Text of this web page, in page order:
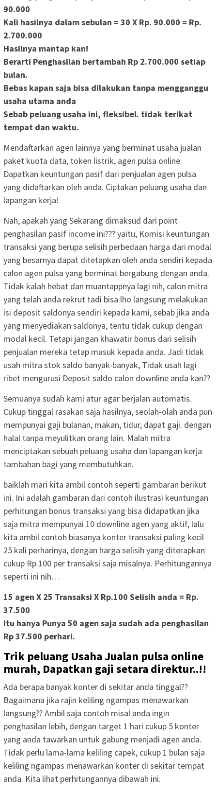
90.000
Kali hasilnya dalam sebulan = 30 X Rp. 90.000 = Rp.
2.700.000
Hasilnya mantap kan!
Berarti Penghasilan bertambah Rp 2.700.000 setiap
bulan.
Bebas kapan saja bisa dilakukan tanpa mengganggu
usaha utama anda
Sebab peluang usaha ini, fleksibel. tidak terikat
tempat dan waktu.
Mendaftarkan agen lainnya yang berminat usaha jualan
paket kuota data, token listrik, agen pulsa online.
Dapatkan keuntungan pasif dari penjualan agen pulsa
yang didaftarkan oleh anda. Ciptakan peluang usaha dan
lapangan kerja!
Nah, apakah yang Sekarang dimaksud dari point
penghasilan pasif income ini??? yaitu, Komisi keuntungan
transaksi yang berupa selisih perbedaan harga dari modal
yang besarnya dapat ditetapkan oleh anda sendiri kepada
calon agen pulsa yang berminat bergabung dengan anda.
Tidak kalah hebat dan muantappnya lagi nih, calon mitra
yang telah anda rekrut tadi bisa lho langsung melakukan
isi deposit saldonya sendiri kepada kami, sebab jika anda
yang menyediakan saldonya, tentu tidak cukup dengan
modal kecil. Tetapi jangan khawatir bonus dari selisih
penjualan mereka tetap masuk kepada anda. Jadi tidak
usah mitra stok saldo banyak-banyak, Tidak usah lagi
ribet mengurusi Deposit saldo calon downline anda kan??
Semuanya sudah kami atur agar berjalan automatis.
Cukup tinggal rasakan saja hasilnya, seolah-olah anda pun
mempunyai gaji bulanan, makan, tidur, dapat gaji. dengan
halal tanpa meyulitkan orang lain. Malah mitra
menciptakan sebuah peluang usaha dan lapangan kerja
tambahan bagi yang membutuhkan.
baiklah mari kita ambil contoh seperti gambaran berikut
ini. Ini adalah gambaran dari contoh ilustrasi keuntungan
perhitungan bonus transaksi yang bisa didapatkan jika
saja mitra mempunyai 10 downline agen yang aktif, lalu
kita ambil contoh biasanya konter transaksi paling kecil
25 kali perharinya, dengan harga selisih yang diterapkan
cukup Rp.100 per transaksi saja misalnya. Perhitungannya
seperti ini nih…
15 agen X 25 Transaksi X Rp.100 Selisih anda = Rp.
37.500
Itu hanya Punya 50 agen saja sudah ada penghasilan
Rp 37.500 perhari.
Trik peluang Usaha Jualan pulsa online
murah, Dapatkan gaji setara direktur..!!
Ada berapa banyak konter di sekitar anda tinggal??
Bagaimana jika rajin keliling ngampas menawarkan
langsung?? Ambil saja contoh misal anda ingin
penghasilan lebih, dengan target 1 hari cukup 5 konter
yang anda tawarkan untuk gabung menjadi agen anda.
Tidak perlu lama-lama keliling capek, cukup 1 bulan saja
keliling ngampas menawarkan konter di sekitar tempat
anda. Kita lihat perhitungannya dibawah ini.